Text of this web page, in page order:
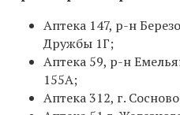
Аптека 147, р-н
Дружбы 1Г;
Аптека 59, р-н
155А;
Аптека 312, г.